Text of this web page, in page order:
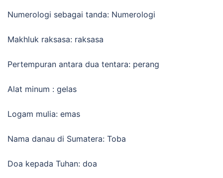
Numerologi sebagai tanda: Numerologi
Makhluk raksasa: raksasa
Pertempuran antara dua tentara: perang
Alat minum : gelas
Logam mulia: emas
Nama danau di Sumatera: Toba
Doa kepada Tuhan: doa